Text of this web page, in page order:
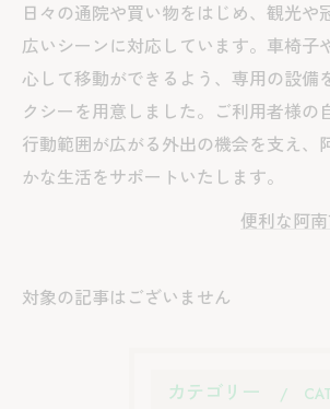
日々の通院や買い物をはじめ、観光や
広いシーンに対応しています。車椅子
心して移動ができるよう、専用の設備
クシーを用意しました。ご利用者様の
行動範囲が広がる外出の機会を支え、
かな生活をサポートいたします。
便利な阿
対象の記事はございません
カテゴリー